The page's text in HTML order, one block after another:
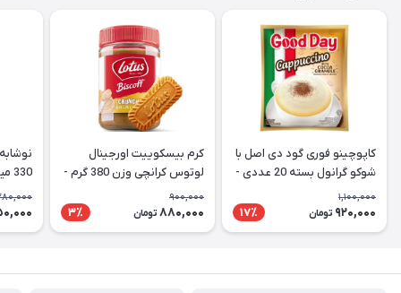
کاپوچینو فوری گود دی اصل با
شوکو گرانول بسته 20 عددی -
Good Day Cappuccino
1,100,000
920,000 تومان 17٪
کرم بیسکوییت اورجینال
لوتوس کرانچی وزن 380 گرم -
Lotus
900,000
880,000 تومان 3٪
330 میل CocaCola Vanilla